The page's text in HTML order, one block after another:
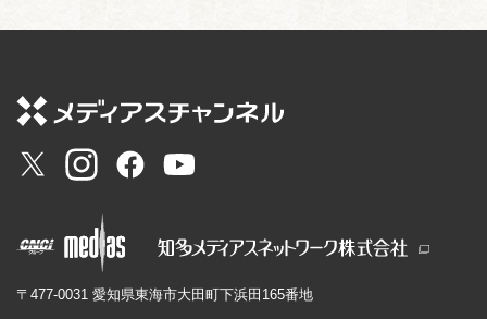
〒477-0031 愛知県東海市大田町下浜田165番地